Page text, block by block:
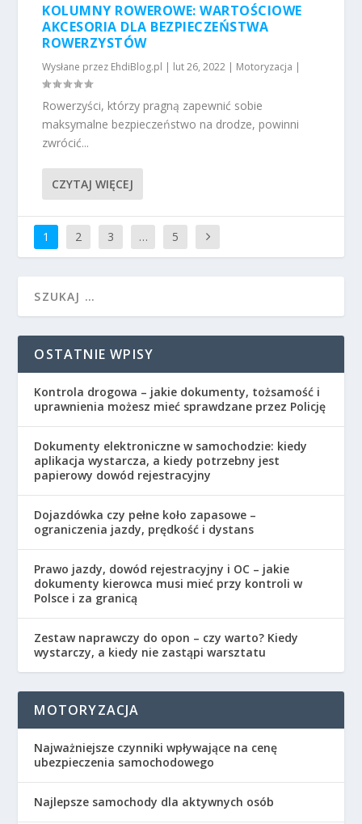
KOLUMNY ROWEROWE: WARTOŚCIOWE
AKCESORIA DLA BEZPIECZEŃSTWA
ROWERZYSTÓW
Wysłane przez EhdiBlog.pl | lut 26, 2022 | Motoryzacja |
Rowerzyści, którzy pragną zapewnić sobie
maksymalne bezpieczeństwo na drodze, powinni
zwrócić...
CZYTAJ WIĘCEJ
1 2 3 … 5
OSTATNIE WPISY
Kontrola drogowa – jakie dokumenty, tożsamość i
uprawnienia możesz mieć sprawdzane przez Policję
Dokumenty elektroniczne w samochodzie: kiedy
aplikacja wystarcza, a kiedy potrzebny jest
papierowy dowód rejestracyjny
Dojazdówka czy pełne koło zapasowe –
ograniczenia jazdy, prędkość i dystans
Prawo jazdy, dowód rejestracyjny i OC – jakie
dokumenty kierowca musi mieć przy kontroli w
Polsce i za granicą
Zestaw naprawczy do opon – czy warto? Kiedy
wystarczy, a kiedy nie zastąpi warsztatu
MOTORYZACJA
Najważniejsze czynniki wpływające na cenę
ubezpieczenia samochodowego
Najlepsze samochody dla aktywnych osób